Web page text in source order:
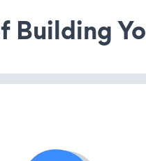
Building